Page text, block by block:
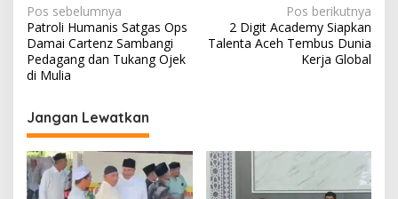
N
a
v
g
a
s
i
Pos sebelumnya
Patroli Humanis Satgas Ops
Damai Cartenz Sambangi
Pedagang dan Tukang Ojek
di Mulia
Pos berikutnya
2 Digit Academy Siapkan
Talenta Aceh Tembus Dunia
Kerja Global
Jangan Lewatkan